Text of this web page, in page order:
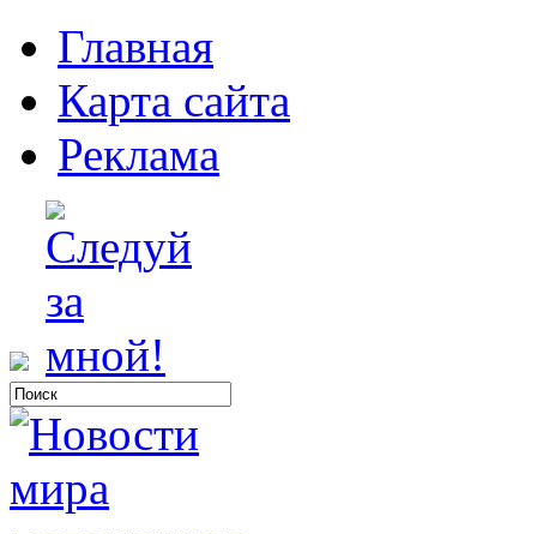
Главная
Карта сайта
Реклама